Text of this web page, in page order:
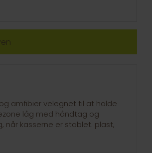
amfibier velegnet til at holde
låg med håndtag og
når kasserne er stablet. plast,